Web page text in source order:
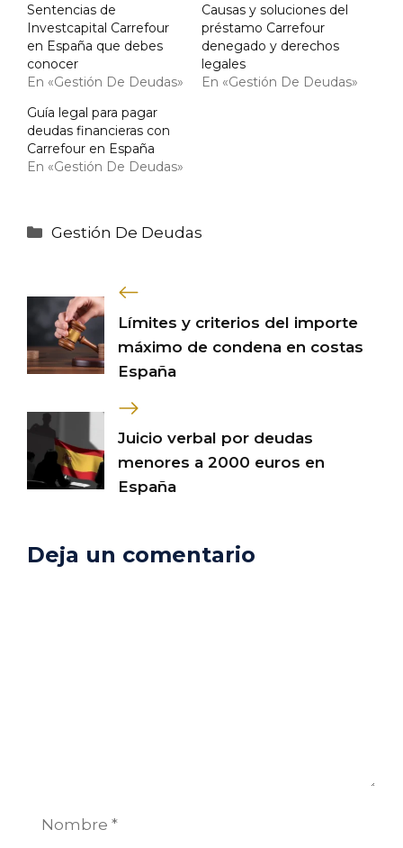
Sentencias de
Investcapital Carrefour
en España que debes
conocer
En «Gestión De Deudas»
Causas y soluciones del
préstamo Carrefour
denegado y derechos
legales
En «Gestión De Deudas»
Guía legal para pagar
deudas financieras con
Carrefour en España
En «Gestión De Deudas»
Categorías
Gestión De Deudas
Límites y criterios del importe
máximo de condena en costas
España
Juicio verbal por deudas
menores a 2000 euros en
España
Deja un comentario
Nombre